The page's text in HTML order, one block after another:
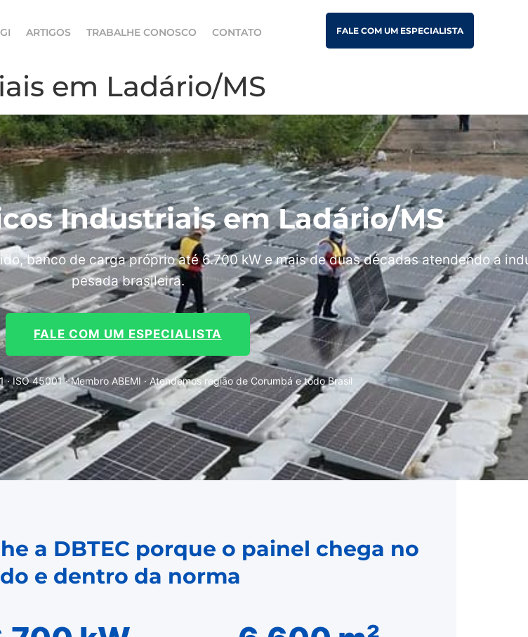
ARTIGOS TRABALHE CONOSCO CONTATO FALE COM UM ESPECIALISTA
em Ladário/MS
Industriais em Ladário/MS
banco de carga próprio até 6.700 kW e mais de duas décadas atendendo a
pesada brasileira.
FALE COM UM ESPECIALISTA
· ISO 45001 · Membro ABEMI · Atendemos região de Corumbá e todo Brasil
a DBTEC porque o painel chega no
e dentro da norma